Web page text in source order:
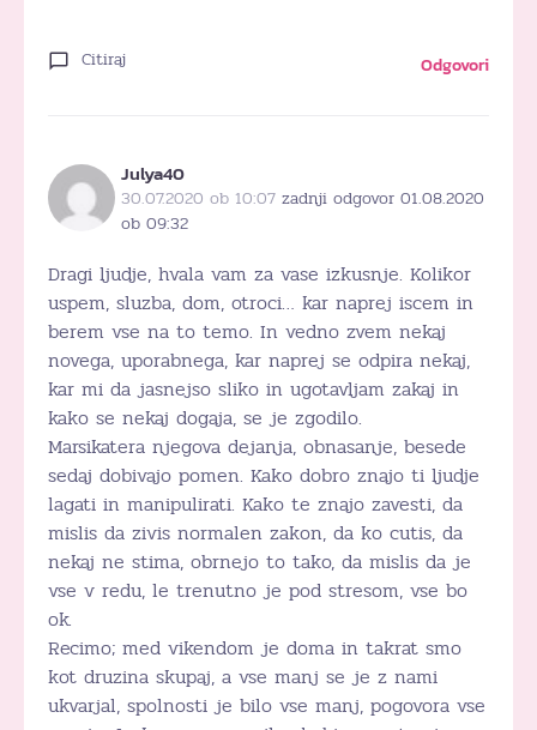
Citiraj Odgovori
Julya40
30.07.2020 ob 10:07 zadnji odgovor 01.08.2020
ob 09:32
Dragi ljudje, hvala vam za vase izkusnje. Kolikor
uspem, sluzba, dom, otroci… kar naprej iscem in
berem vse na to temo. In vedno zvem nekaj
novega, uporabnega, kar naprej se odpira nekaj,
kar mi da jasnejso sliko in ugotavljam zakaj in
kako se nekaj dogaja, se je zgodilo.
Marsikatera njegova dejanja, obnasanje, besede
sedaj dobivajo pomen. Kako dobro znajo ti ljudje
lagati in manipulirati. Kako te znajo zavesti, da
mislis da zivis normalen zakon, da ko cutis, da
nekaj ne stima, obrnejo to tako, da mislis da je
vse v redu, le trenutno je pod stresom, vse bo
ok.
Recimo; med vikendom je doma in takrat smo
kot druzina skupaj, a vse manj se je z nami
ukvarjal, spolnosti je bilo vse manj, pogovora vse